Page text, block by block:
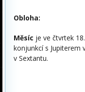
Obloha:
Měsíc je ve čtvrtek
konjunkcí s Jupiterem
v Sextantu.